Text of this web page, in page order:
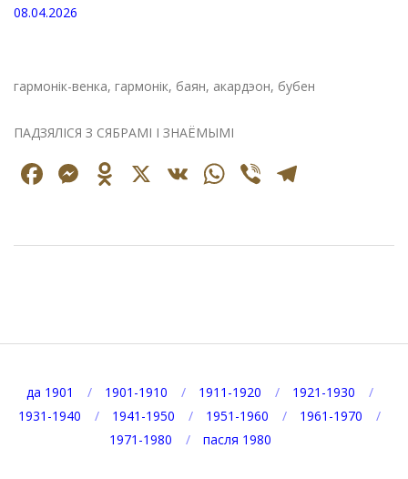
08.04.2026
гармонік-венка, гармонік, баян, акардэон, бубен
ПАДЗЯЛІСЯ З СЯБРАМІ І ЗНАЁМЫМІ
Facebook
Messenger
Odnoklassniki
X VK WhatsApp
Viber
да 1901 1901-1910 1911-1920
1921-1930
1931-1940
1941-1950 1951-1960
1961-1970
1971-1980
пасля 1980